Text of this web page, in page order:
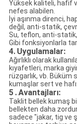
Yüksek kaliteli, hafif
nefes alabilen.
İyi aşınma direnci,
değil, anti-statik,
Su, teflon, anti-
Gibi fonksiyonlarla
4. Uygulamalar:
Ağırlıklı olarak
kıyafetleri, marka
rüzgarlık, vb. Büküm
kumaşlar sert ve
5 .Avantajları:
Taklit bellek kumaş
bellekten daha
sadece "jakar, tig ve